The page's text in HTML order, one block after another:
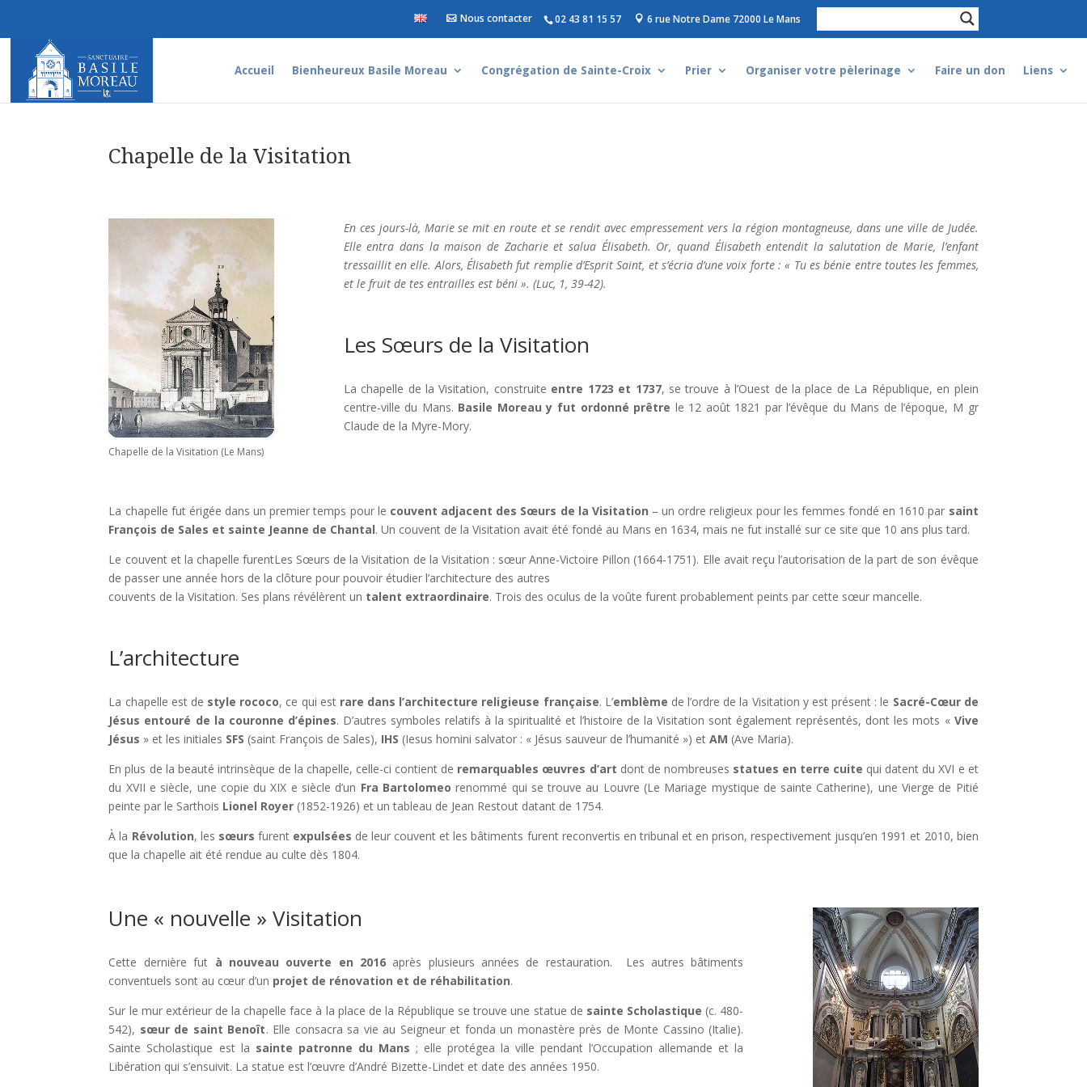
02 43 81 15 57 6 rue Notre Dame 72000 Le Mans
Nous contacter
Accueil Bienheureux Basile Moreau Congrégation de Sainte-Croix Prier Organiser votre pèlerinage Faire un don Liens
Chapelle de la Visitation
Chapelle de la Visitation (Le Mans)
En ces jours-là, Marie se mit en route et se rendit avec empressement vers la région montagneuse, dans une ville de Judée.
Elle entra dans la maison de Zacharie et salua Élisabeth. Or, quand Élisabeth entendit la salutation de Marie, l’enfant
tressaillit en elle. Alors, Élisabeth fut remplie d’Esprit Saint, et s’écria d’une voix forte : « Tu es bénie entre toutes les femmes,
et le fruit de tes entrailles est béni ». (Luc, 1, 39-42).
Les Sœurs de la Visitation
La chapelle de la Visitation, construite entre 1723 et 1737, se trouve à l’Ouest de la place de La République, en plein
centre-ville du Mans. Basile Moreau y fut ordonné prêtre le 12 août 1821 par l’évêque du Mans de l’époque, M gr
Claude de la Myre-Mory.
La chapelle fut érigée dans un premier temps pour le couvent adjacent des Sœurs de la Visitation – un ordre religieux pour les femmes fondé en 1610 par saint
François de Sales et sainte Jeanne de Chantal. Un couvent de la Visitation avait été fondé au Mans en 1634, mais ne fut installé sur ce site que 10 ans plus tard.
Le couvent et la chapelle furentLes Sœurs de la Visitation de la Visitation : sœur Anne-Victoire Pillon (1664-1751). Elle avait reçu l’autorisation de la part de son évêque
de passer une année hors de la clôture pour pouvoir étudier l’architecture des autres
couvents de la Visitation. Ses plans révélèrent un talent extraordinaire. Trois des oculus de la voûte furent probablement peints par cette sœur mancelle.
L’architecture
La chapelle est de style rococo, ce qui est rare dans l’architecture religieuse française. L’emblème de l’ordre de la Visitation y est présent : le Sacré-Cœur de
Jésus entouré de la couronne d’épines. D’autres symboles relatifs à la spiritualité et l’histoire de la Visitation sont également représentés, dont les mots « Vive
Jésus » et les initiales SFS (saint François de Sales), IHS (Iesus homini salvator : « Jésus sauveur de l’humanité ») etAM (Ave Maria).
En plus de la beauté intrinsèque de la chapelle, celle-ci contient de remarquables œuvres d’art dont de nombreuses statues en terre cuite qui datent du XVI e et
du XVII e siècle, une copie du XIX e siècle d’un Fra Bartolomeo renommé qui se trouve au Louvre (Le Mariage mystique de sainte Catherine), une Vierge de Pitié
peinte par le Sarthois Lionel Royer (1852-1926) et un tableau de Jean Restout datant de 1754.
À la Révolution, les sœurs furent expulsées de leur couvent et les bâtiments furent reconvertis en tribunal et en prison, respectivement jusqu’en 1991 et 2010, bien
que la chapelle ait été rendue au culte dès 1804.
Une « nouvelle » Visitation
Cette dernière fut à nouveau ouverte en 2016après plusieurs années de restauration. Les autres bâtiments
conventuels sont au cœur d’un projet de rénovation et de réhabilitation.
Sur le mur extérieur de la chapelle face à la place de la République se trouve une statue de sainte Scholastique (c. 480-
542), sœur de saint Benoît. Elle consacra sa vie au Seigneur et fonda un monastère près de Monte Cassino (Italie).
Sainte Scholastique est la sainte patronne du Mans ; elle protégea la ville pendant l’Occupation allemande et la
Libération qui s’ensuivit. La statue est l’œuvre d’André Bizette-Lindet et date des années 1950.